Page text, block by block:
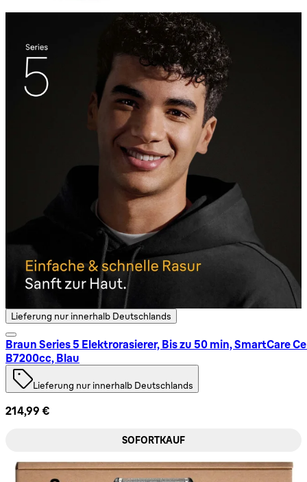
Lieferung nur innerhalb Deutschlands
Braun Series 5 Elektrorasierer, Bis zu 50 min, SmartCare
B7200cc, Blau
Lieferung nur innerhalb Deutschlands
214,99 €
SOFORTKAUF